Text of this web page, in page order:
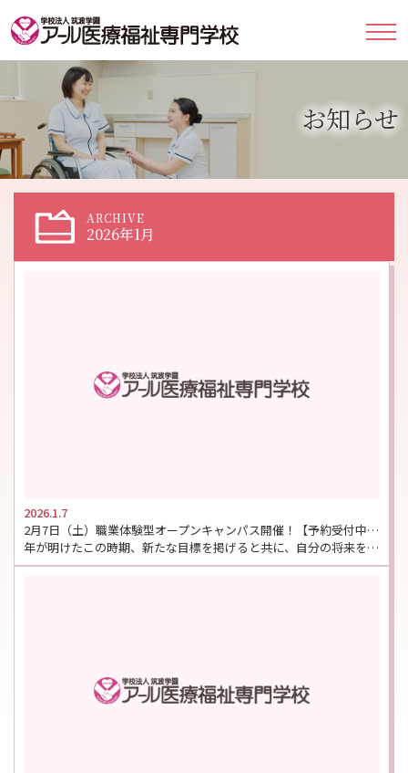
お知らせ
ARCHIVE
2026年1月
2026.1.7
2月7日（土）職業体験型オープンキャンパス開催！【予約受付中】※大学・専門学校合同イベント
年が明けたこの時期、新たな目標を掲げると共に、自分の将来を考え始める高校生の皆さんも多いのではないで […]